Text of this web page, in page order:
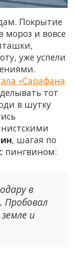
Покрытие
мороз и вовсе
уже успели
«Сарафана
тот
в шутку
, шагая по
пингвином:
в
Пробовал
и